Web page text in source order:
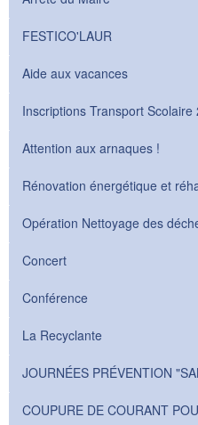
FESTICO'LAUR
Aide aux vacances
Inscriptions Transport Scolaire
Attention aux arnaques !
Rénovation énergétique et
Opération Nettoyage des
Concert
Conférence
La Recyclante
JOURNÉES PRÉVENTION
COUPURE DE COURANT